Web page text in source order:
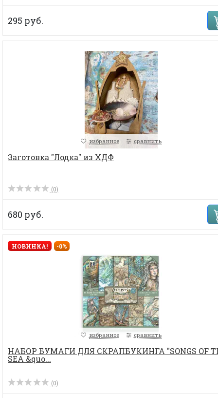
295 руб.
избранное сравнить
Заготовка "Лодка" из ХДФ
(0)
680 руб.
НОВИНКА! -0%
избранное сравнить
НАБОР БУМАГИ ДЛЯ СКРАПБУКИНГА "SONGS OF
SEA &quo...
(0)